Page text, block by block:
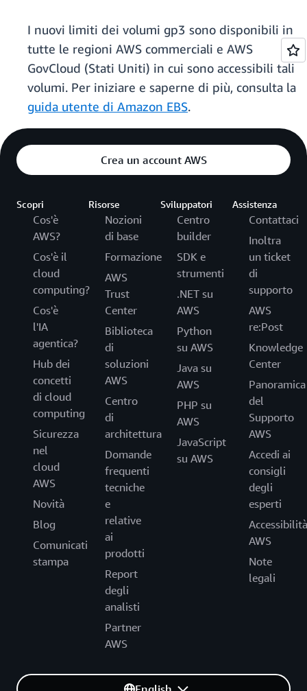
I nuovi limiti dei volumi gp3 sono disponibili in
tutte le regioni AWS commerciali e AWS
GovCloud (Stati Uniti) in cui sono accessibili tali
volumi. Per iniziare e saperne di più, consulta la
guida utente di Amazon EBS.
Crea un account AWS
Scopri
Cos'è
AWS?
Cos'è il
cloud
computing?
Cos'è
l'IA
agentica?
Hub dei
concetti
di cloud
computing
Sicurezza
nel
cloud
AWS
Novità
Blog
Comunicati
stampa
Risorse
Nozioni
di base
Formazione
AWS
Trust
Center
Biblioteca
di
soluzioni
AWS
Centro
di
architettura
Domande
frequenti
tecniche
e
relative
ai
prodotti
Report
degli
analisti
Partner
AWS
Sviluppatori
Centro
builder
SDK e
strumenti
.NET su
AWS
Python
su AWS
Java su
AWS
PHP su
AWS
JavaScript
su AWS
Assistenza
Contattaci
Inoltra
un ticket
di
supporto
AWS
re:Post
Knowledge
Center
Panoramica
del
Supporto
AWS
Accedi ai
consigli
degli
esperti
Accessibilità
AWS
Note
legali